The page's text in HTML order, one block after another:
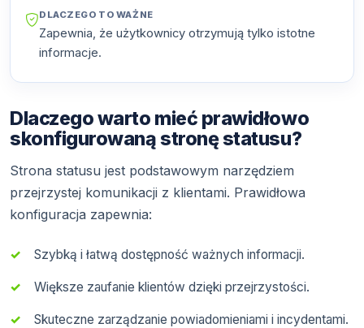
DLACZEGO TO WAŻNE
Zapewnia, że użytkownicy otrzymują tylko istotne
informacje.
Dlaczego warto mieć prawidłowo
skonfigurowaną stronę statusu?
Strona statusu jest podstawowym narzędziem
przejrzystej komunikacji z klientami. Prawidłowa
konfiguracja zapewnia:
Szybką i łatwą dostępność ważnych informacji.
Większe zaufanie klientów dzięki przejrzystości.
Skuteczne zarządzanie powiadomieniami i incydentami.